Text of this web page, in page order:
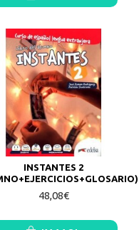
INSTANTES 2
48,08€